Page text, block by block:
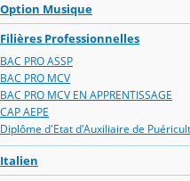
Option Musique
Filières Professionnelles
BAC PRO ASSP
BAC PRO MCV
BAC PRO MCV EN APPRENTISSAGE
CAP AEPE
Diplôme d'Etat d'Auxiliaire de
Italien